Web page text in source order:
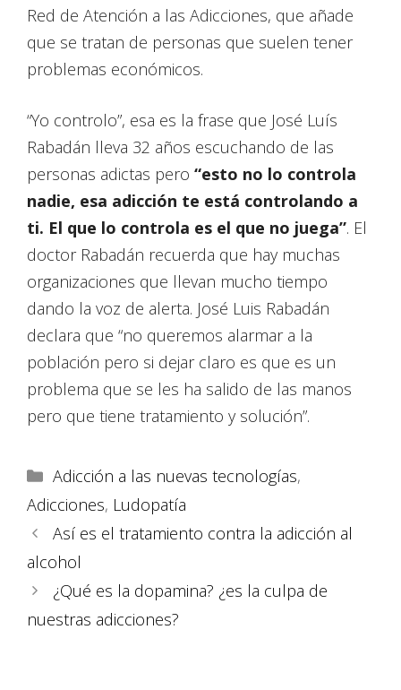
Red de Atención a las Adicciones, que añade
que se tratan de personas que suelen tener
problemas económicos.
“Yo controlo”, esa es la frase que José Luís
Rabadán lleva 32 años escuchando de las
personas adictas pero “esto no lo controla
nadie, esa adicción te está controlando a
ti. El que lo controla es el que no juega”. El
doctor Rabadán recuerda que hay muchas
organizaciones que llevan mucho tiempo
dando la voz de alerta. José Luis Rabadán
declara que “no queremos alarmar a la
población pero si dejar claro es que es un
problema que se les ha salido de las manos
pero que tiene tratamiento y solución”.
Adicción a las nuevas tecnologías,
Adicciones, Ludopatía
Así es el tratamiento contra la adicción al
alcohol
¿Qué es la dopamina? ¿es la culpa de
nuestras adicciones?